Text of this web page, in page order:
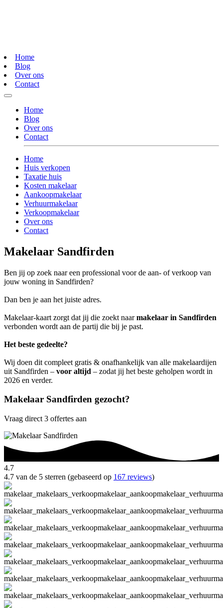
Home
Blog
Over ons
Contact
Home
Blog
Over ons
Contact
Home
Huis verkopen
Taxatie huis
Kosten makelaar
Aankoopmakelaar
Verhuurmakelaar
Verkoopmakelaar
Over ons
Contact
Makelaar Sandfirden
Ben jij op zoek naar een professional voor de aan- of verkoop van
jouw woning in Sandfirden?
Dan ben je aan het juiste adres.
Makelaar-kaart zorgt dat jij die zoekt naarmakelaar in Sandfirden
verbonden wordt aan de partij die bij je past.
Het beste gedeelte?
Wij doen dit compleet gratis & onafhankelijk van alle makelaardijen
uit Sandfirden – voor altijd – zodat jij het beste geholpen wordt in
2026 en verder.
Makelaar Sandfirden gezocht?
Vraag direct 3 offertes aan
4.7
4.7 van de 5 sterren (gebaseerd op 167 reviews)